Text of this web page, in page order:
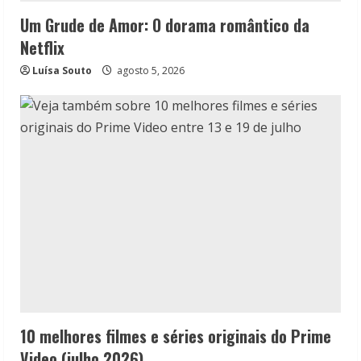
Um Grude de Amor: O dorama romântico da
Netflix
Luísa Souto agosto 5, 2026
10 melhores filmes e séries originais do Prime